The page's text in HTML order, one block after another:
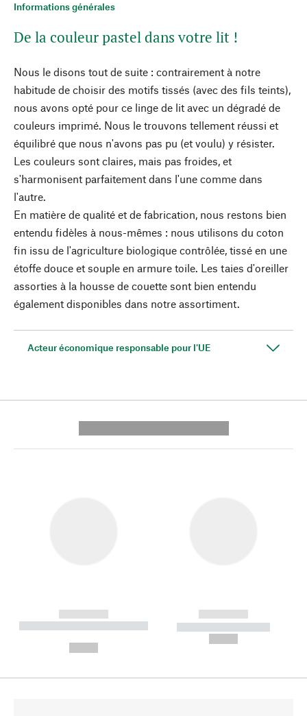
Informations générales
De la couleur pastel dans votre lit !
Nous le disons tout de suite : contrairement à notre
habitude de choisir des motifs tissés (avec des fils teints),
nous avons opté pour ce linge de lit avec un dégradé de
couleurs imprimé. Nous le trouvons tellement réussi et
équilibré que nous n'avons pas pu (et voulu) y résister.
Les couleurs sont claires, mais pas froides, et
s'harmonisent parfaitement dans l'une comme dans
l'autre.
En matière de qualité et de fabrication, nous restons bien
entendu fidèles à nous-mêmes : nous utilisons du coton
fin issu de l'agriculture biologique contrôlée, tissé en une
étoffe douce et souple en armure toile. Les taies d'oreiller
assorties à la housse de couette sont bien entendu
également disponibles dans notre assortiment.
Acteur économique responsable pour l'UE
------------
----------- ----------- --------
------------
----------- -----------